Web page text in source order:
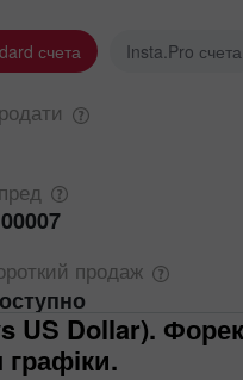
счета Insta.Pro счета
продаж